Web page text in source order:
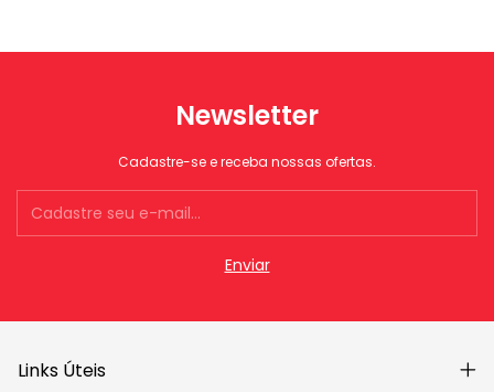
Newsletter
Cadastre-se e receba nossas ofertas.
Links Úteis